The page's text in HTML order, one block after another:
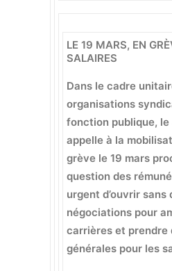
LE 19 MARS, EN
SALAIRES
Dans le cadre
organisations
fonction publique, le
appelle à la
grève le 19 mars
question des
urgent d’ouvrir sans
négociations pour
carrières et prendre
générales pour les